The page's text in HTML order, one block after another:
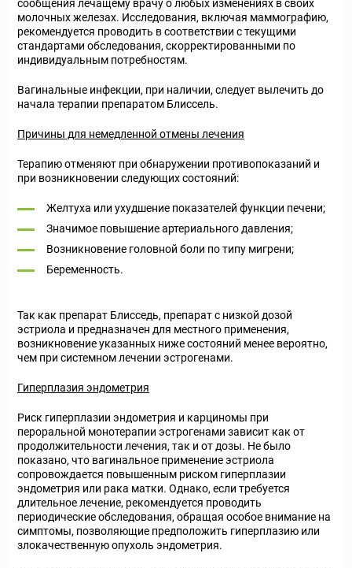
сообщения лечащему врачу о любых изменениях в своих
молочных железах. Исследования, включая маммографию,
рекомендуется проводить в соответствии с текущими
стандартами обследования, скорректированными по
индивидуальным потребностям.
Вагинальные инфекции, при наличии, следует вылечить до
начала терапии препаратом Блиссель.
Причины для немедленной отмены лечения
Терапию отменяют при обнаружении противопоказаний и
при возникновении следующих состояний:
Желтуха или ухудшение показателей функции печени;
Значимое повышение артериального давления;
Возникновение головной боли по типу мигрени;
Беременность.
Так как препарат Блисседь, препарат с низкой дозой
эстриола и предназначен для местного применения,
возникновение указанных ниже состояний менее вероятно,
чем при системном лечении эстрогенами.
Гиперплазия эндометрия
Риск гиперплазии эндометрия и карциномы при
пероральной монотерапии эстрогенами зависит как от
продолжительности лечения, так и от дозы. Не было
показано, что вагинальное применение эстриола
сопровождается повышенным риском гиперплазии
эндометрия или рака матки. Однако, если требуется
длительное лечение, рекомендуется проводить
периодические обследования, обращая особое внимание на
симптомы, позволяющие предположить гиперплазию или
злокачественную опухоль эндометрия.